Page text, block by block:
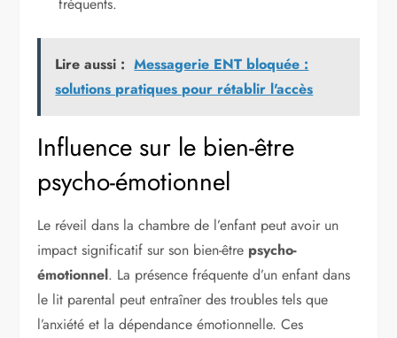
fréquents.
Lire aussi : Messagerie ENT bloquée :
solutions pratiques pour rétablir l'accès
Influence sur le bien-être
psycho-émotionnel
Le réveil dans la chambre de l’enfant peut avoir un
impact significatif sur son bien-être psycho-
émotionnel. La présence fréquente d’un enfant dans
le lit parental peut entraîner des troubles tels que
l’anxiété et la dépendance émotionnelle. Ces